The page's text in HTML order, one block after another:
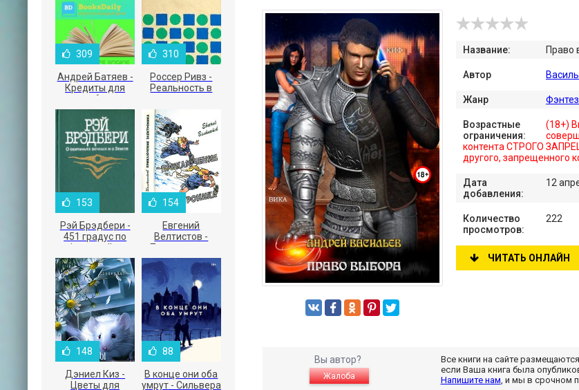
Название: Право
Автор
Жанр
Возрастные
ограничения:
(18+)
контента СТРОГО
другого, запрещенного
Дата
добавления:
12
Количество
просмотров:
222
ЧИТАТЬ ОНЛАЙН
Вы автор?
Жалоба
Все книги на сайте
если Ваша книга была
Напишите нам, и мы в срочном
309
Андрей Батяев -
Кредиты для
малого бизнеса
310
Россер Ривз -
Реальность в
153
Рэй Брэдбери -
451 градус по
Фаренгейту
154
Евгений
Велтистов -
Приключения
Электроника
148
Дэниел Киз -
Цветы для
88
В конце они оба
умрут - Сильвера